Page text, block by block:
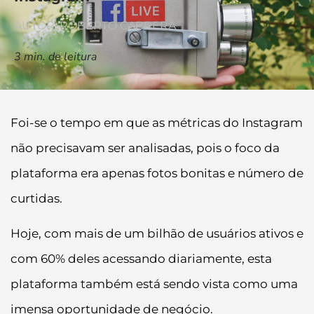
AUTOR: ROBERTO CABRERA
3min. de leitura
Foi-se o tempo em que as métricas do Instagram
não precisavam ser analisadas, pois o foco da
plataforma era apenas fotos bonitas e número de
curtidas.
Hoje, com mais de um bilhão de usuários ativos e
com 60% deles acessando diariamente, esta
plataforma também está sendo vista como uma
imensa oportunidade de negócio.